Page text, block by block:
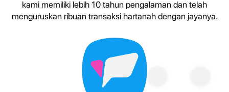
kami memiliki lebih 10 tahun pengalaman dan telah
menguruskan ribuan transaksi hartanah dengan jayanya.